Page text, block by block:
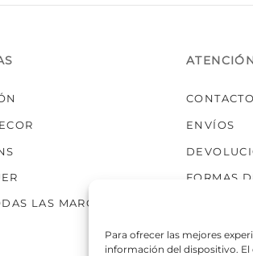
Para ofrecer las mejores
información del dispositivo.
en
LAS MARCAS
CONTACTO
ENVÍOS
FORMAS